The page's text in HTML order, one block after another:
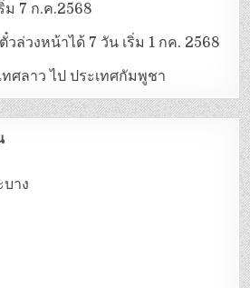
ม 7 ก.ค.2568
วล่วงหน้าได้ 7 วัน เริ่ม 1 กค. 2568
ศลาว ไป ประเทศกัมพูชา
บาง